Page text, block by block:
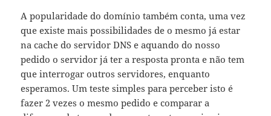
A popularidade do domínio também conta, uma vez
que existe mais possibilidades de o mesmo já estar
na cache do servidor DNS e aquando do nosso
pedido o servidor já ter a resposta pronta e não tem
que interrogar outros servidores, enquanto
esperamos. Um teste simples para perceber isto é
fazer 2 vezes o mesmo pedido e comparar a